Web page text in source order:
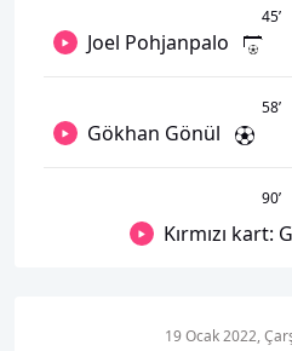
45’
Joel Pohjanpalo
58’
Gökhan Gönül
90’
Kırmızı kart:
19 Ocak 2022,